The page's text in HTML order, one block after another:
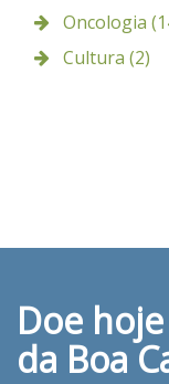
Oncologia
Cultura (2)
Doe
da Boa